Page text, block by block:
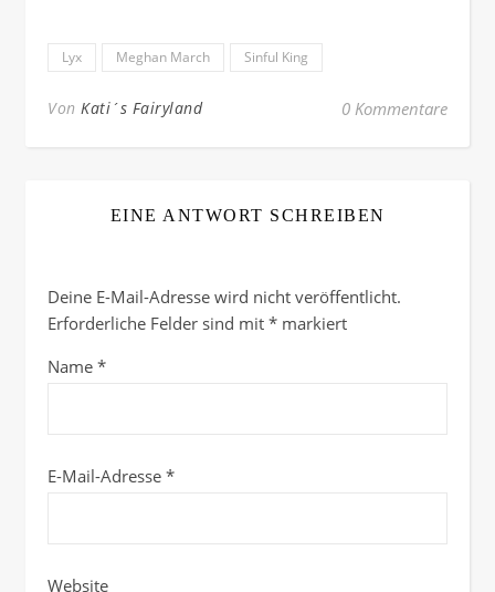
Lyx Meghan March Sinful King
Von Kati´s Fairyland 0 Kommentare
EINE ANTWORT SCHREIBEN
Deine E-Mail-Adresse wird nicht veröffentlicht.
Erforderliche Felder sind mit * markiert
Name *
E-Mail-Adresse *
Website